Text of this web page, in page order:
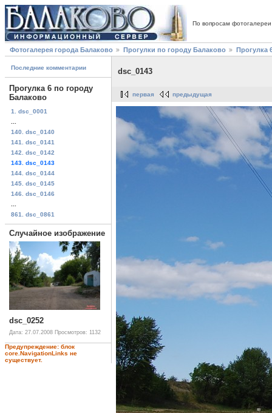
По вопросам
Фотогалерея города Балаково Прогулки по городу Балаково Прогулка
Последние комментарии
Прогулка 6 по городу
Балаково
1. dsc_0001
140. dsc_0140
141. dsc_0141
142. dsc_0142
143. dsc_0143
144. dsc_0144
145. dsc_0145
146. dsc_0146
861. dsc_0861
Случайное изображение
dsc_0252
Дата: 27.07.2008 Просмотров: 1132
Предупреждение: блок
core.NavigationLinks не
существует.
dsc_0143
первая предыдущая